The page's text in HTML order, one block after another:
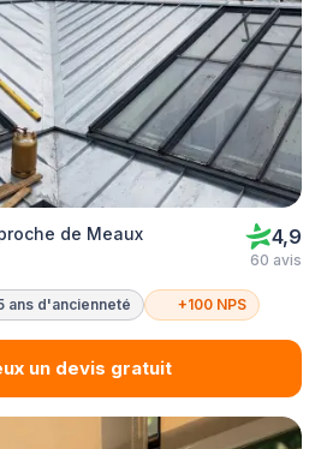
de Meaux 4,9
60 avis
ans d'ancienneté +100 NPS
un devis gratuit